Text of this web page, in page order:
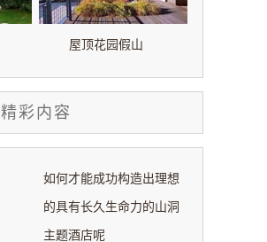
屋顶花园假山
精彩内容
如何才能成功构造出理想
的具有长久生命力的山洞
主题酒店呢